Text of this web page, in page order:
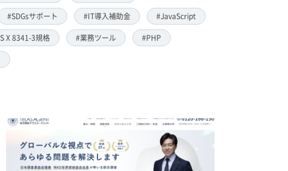
#SDGsサポート #IT導入補助金 #JavaScript
X 8341-3規格 #業務ツール #PHP